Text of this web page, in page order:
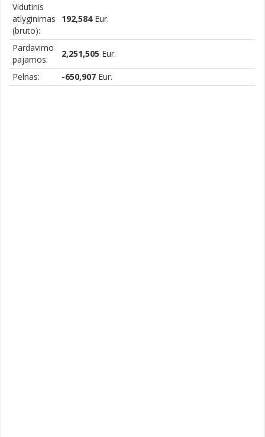
Vidutinis
atlyginimas
(bruto):
192,584Eur.
Pardavimo
pajamos:
2,251,505 Eur.
Pelnas: -650,907 Eur.